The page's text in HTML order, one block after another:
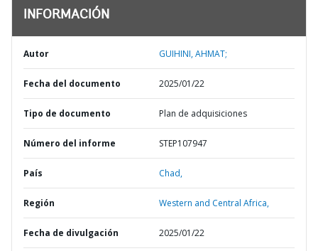
INFORMACIÓN
Autor GUIHINI, AHMAT;
Fecha del documento 2025/01/22
Tipo de documento Plan de adquisiciones
Número del informe STEP107947
País Chad,
Región Western and Central Africa,
Fecha de divulgación 2025/01/22